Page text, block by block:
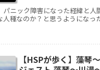
パニック障害になった経緯と人
人種なのか？と思うようになっ
【HSPが歩く】藻琴